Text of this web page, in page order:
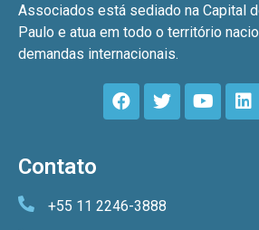
Associados está sediado na Capital
Paulo e atua em todo o território
demandas internacionais.
Contato
+55 11 2246-3888